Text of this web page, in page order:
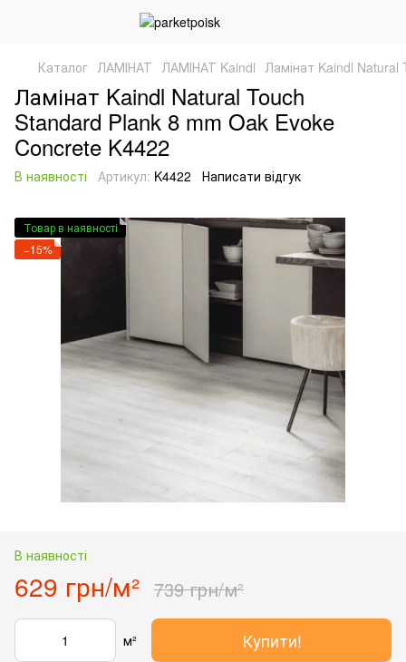
Каталог ЛАМІНАТ ЛАМІНАТ Kaindl Ламінат Kaindl Natural
Ламінат Kaindl Natural Touch
Standard Plank 8 mm Oak Evoke
Concrete K4422
В наявності Артикул: K4422 Написати відгук
Товар в наявності
−15%
В наявності
629 грн/м² 739 грн/м²
м² Купити!